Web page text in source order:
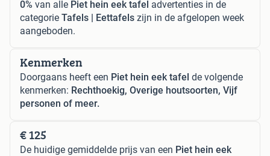
0% van alle Piet hein eek tafel advertenties in de
categorie Tafels | Eettafels zijn in de afgelopen week
aangeboden.
Kenmerken
Doorgaans heeft een Piet hein eek tafel de volgende
kenmerken: Rechthoekig, Overige houtsoorten, Vijf
personen of meer.
€ 125
De huidige gemiddelde prijs van een Piet hein eek